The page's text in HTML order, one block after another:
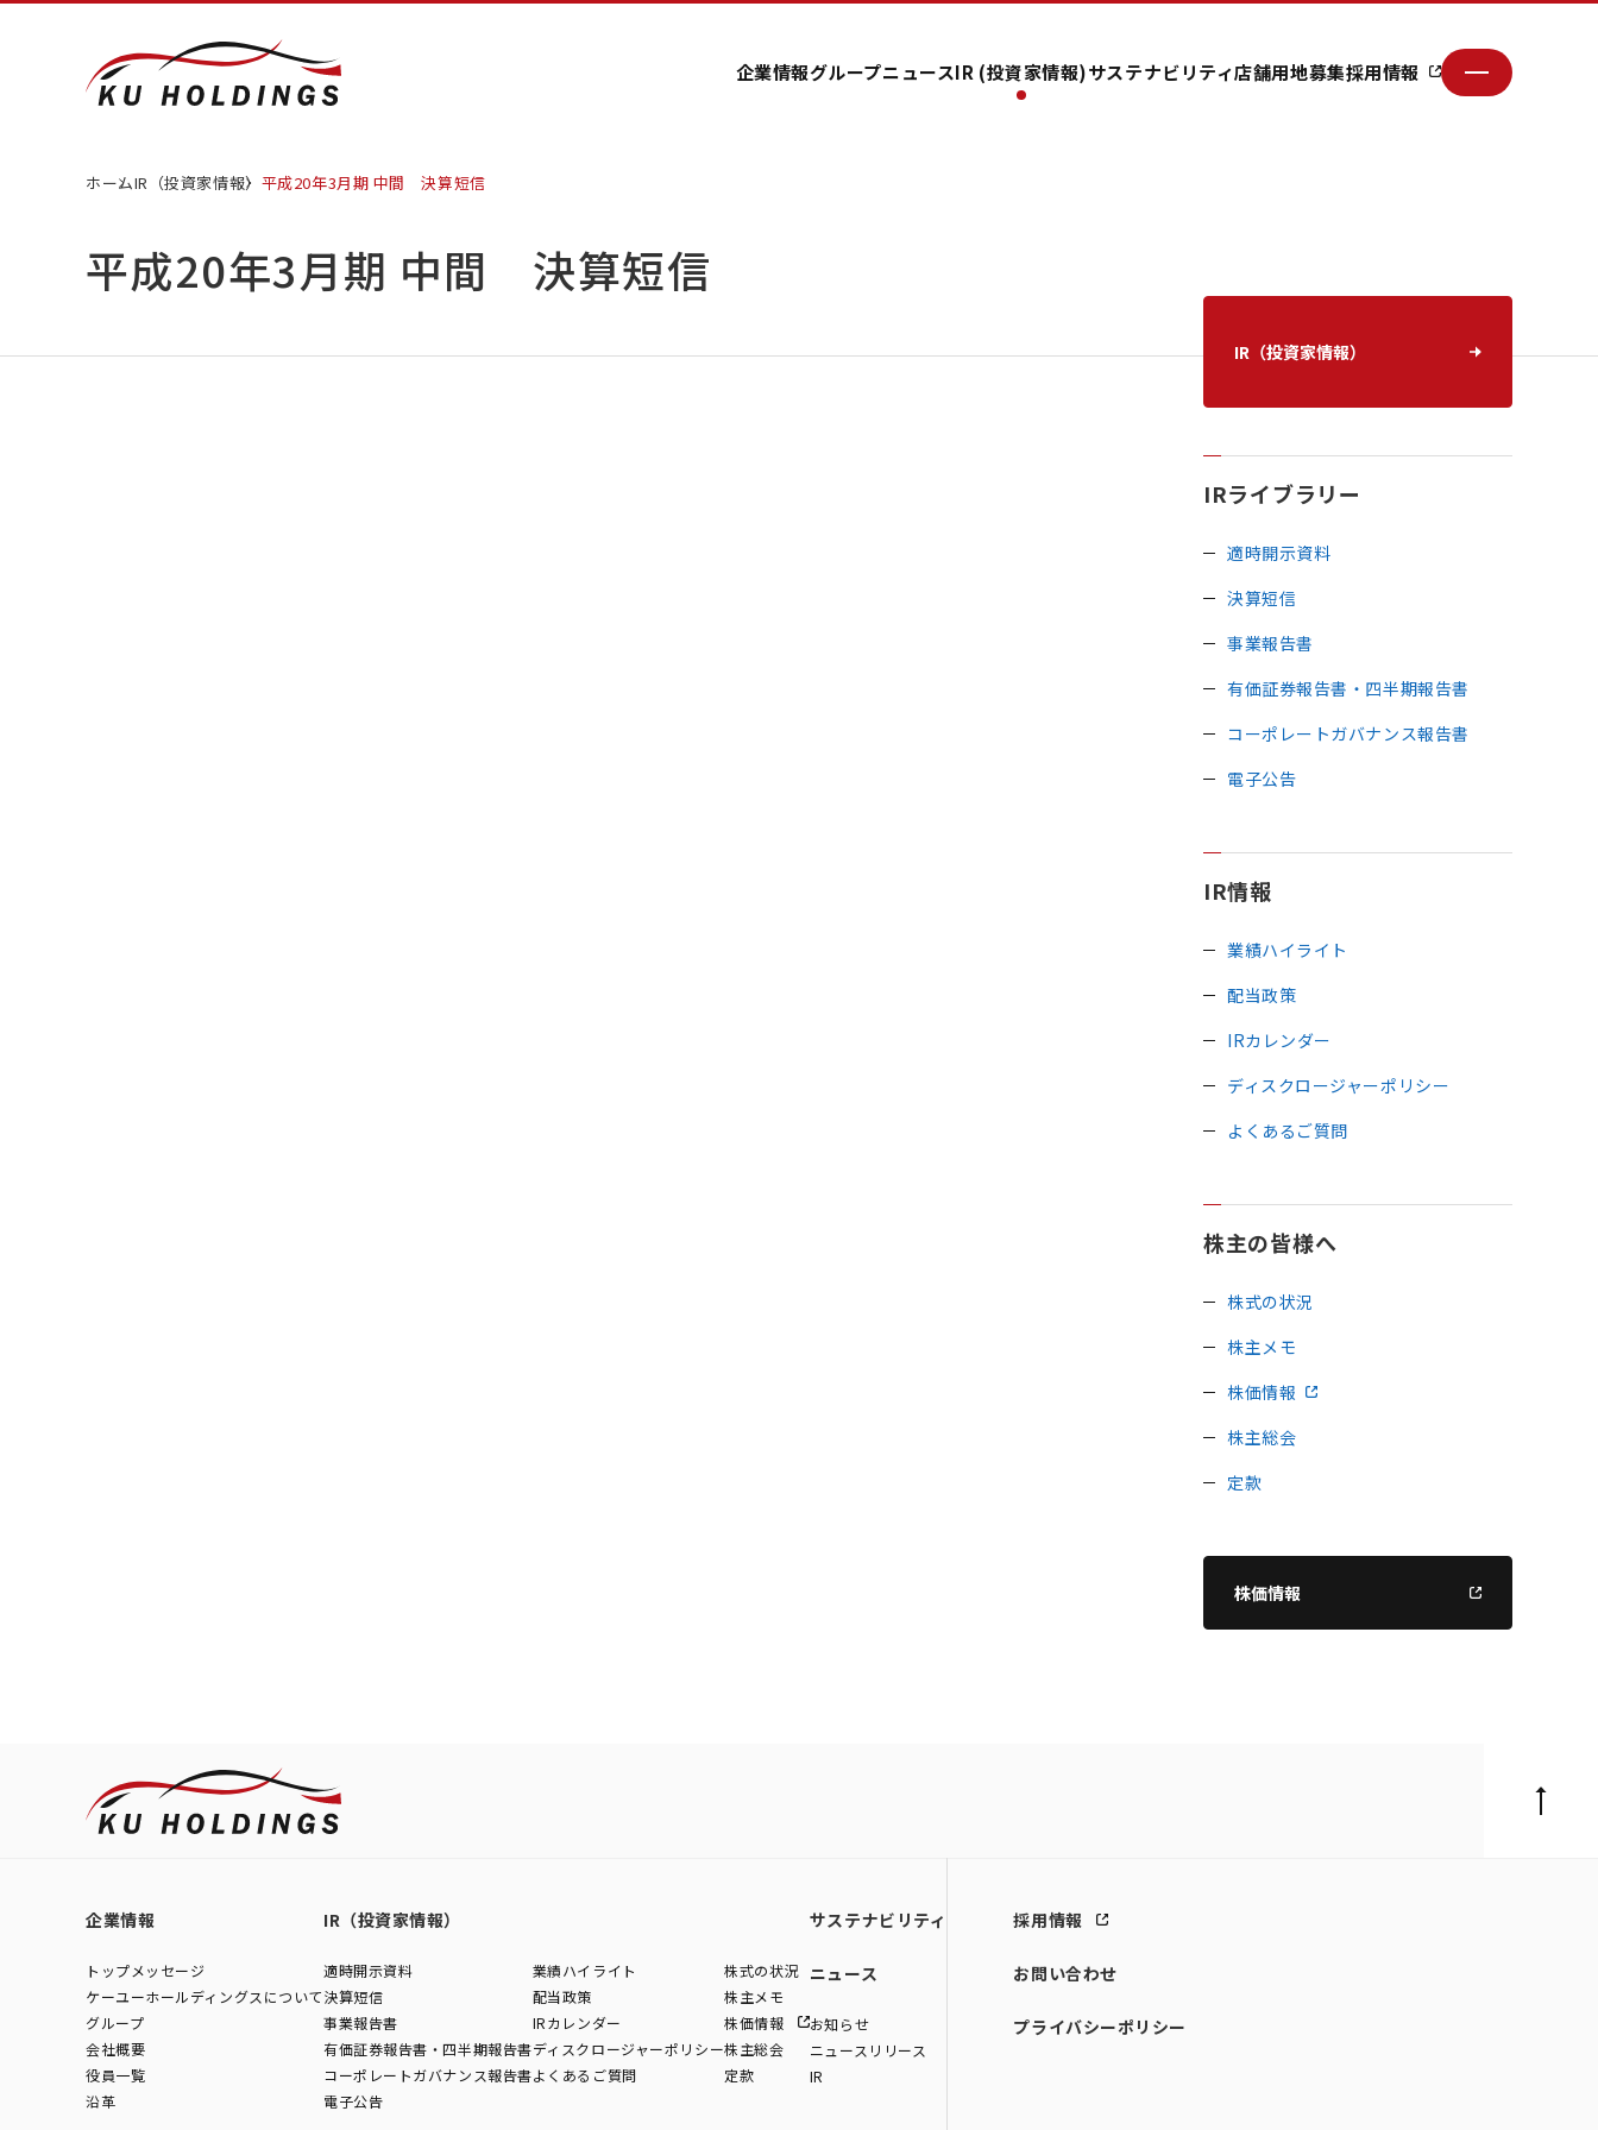
企業情報グループニュースIR (投資家情報)サステナビリティ店舗用地募集採用情報
ホームIR（投資家情報） 平成20年3月期 中間 決算短信
平成20年3月期 中間 決算短信
IR（投資家情報）
IRライブラリー
適時開示資料
決算短信
事業報告書
有価証券報告書・四半期報告書
コーポレートガバナンス報告書
電子公告
IR情報
業績ハイライト
配当政策
IRカレンダー
ディスクロージャーポリシー
よくあるご質問
株主の皆様へ
株式の状況
株主メモ
株価情報
株主総会
定款
株価情報
企業情報
トップメッセージ
ケーユーホールディングスについて
グループ
会社概要
役員一覧
沿革
IR（投資家情報）
適時開示資料
決算短信
事業報告書
有価証券報告書・四半期報告書
コーポレートガバナンス報告書
電子公告
業績ハイライト
配当政策
IRカレンダー
ディスクロージャーポリシー
よくあるご質問
株式の状況
株主メモ
株価情報
株主総会
定款
サステナビリティ
ニュース
お知らせ
ニュースリリース
IR
採用情報
お問い合わせ
プライバシーポリシー